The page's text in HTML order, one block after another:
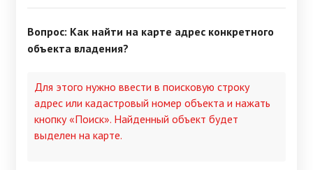
Вопрос: Как найти на карте адрес конкретного
объекта владения?
Для этого нужно ввести в поисковую строку
адрес или кадастровый номер объекта и нажать
кнопку «Поиск». Найденный объект будет
выделен на карте.